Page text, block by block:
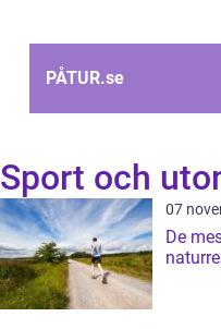
PÅTUR.se
Sport och
07
De